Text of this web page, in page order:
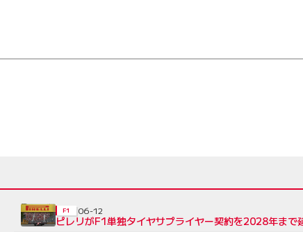
ピレリがF1単独タイヤサプライヤー契約を2028年ま
F1 06-12